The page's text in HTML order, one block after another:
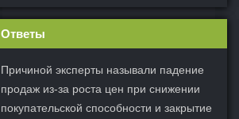
Ответы
Причиной эксперты называли падение
продаж из-за роста цен при снижении
покупательской способности и закрытие